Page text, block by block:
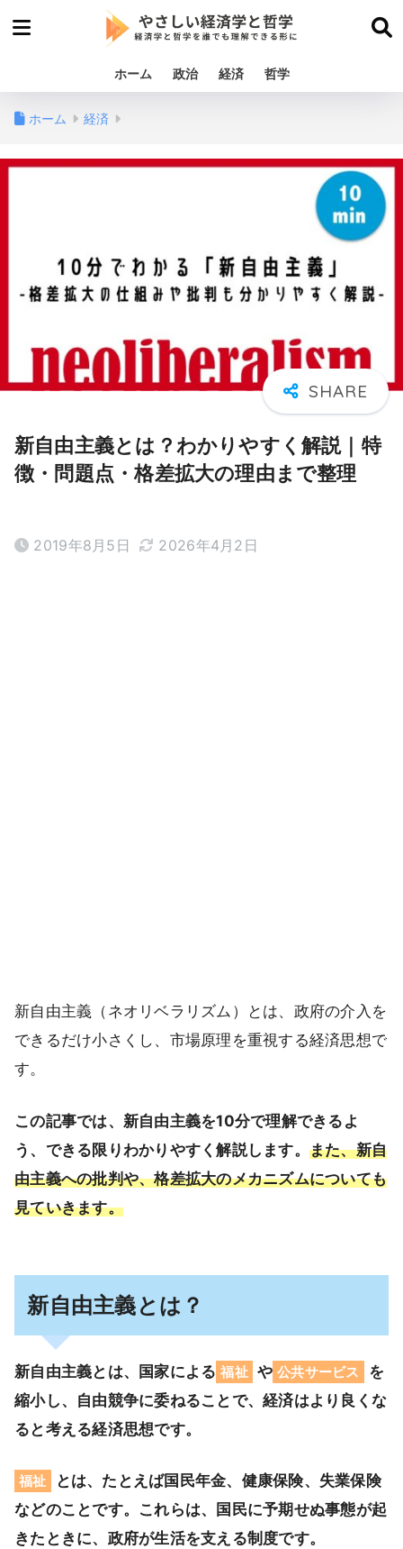
ホーム 政治 経済 哲学
ホーム 経済
新自由主義とは？わかりやすく解説｜特
徴・問題点・格差拡大の理由まで整理
2019年8月5日 2026年4月2日
新自由主義（ネオリベラリズム）とは、政府の介入を
できるだけ小さくし、市場原理を重視する経済思想で
す。
この記事では、新自由主義を10分で理解できるよ
う、できる限りわかりやすく解説します。 また、新自
由主義への批判や、格差拡大のメカニズムについても
見ていきます。
新自由主義とは？
新自由主義とは、国家による 福祉 や 公共サービス
を
縮小し、自由競争に委ねることで、経済はより良くな
ると考える経済思想です。
福祉
とは、たとえば国民年金、健康保険、失業保険
などのことです。これらは、国民に予期せぬ事態が起
きたときに、政府が生活を支える制度です。